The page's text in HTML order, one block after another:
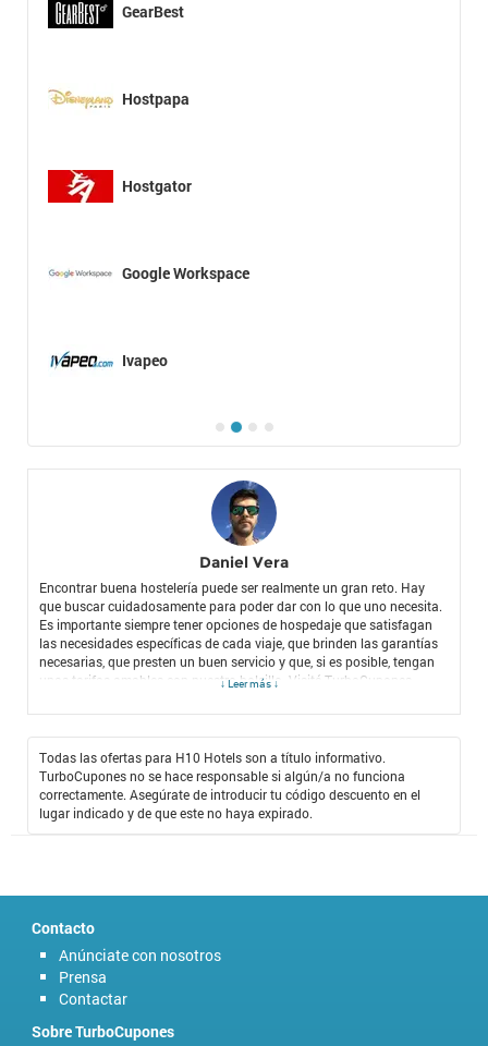
GearBest
Hostpapa
Hostgator
Google Workspace
Ivapeo
Daniel Vera
Encontrar buena hostelería puede ser realmente un gran reto. Hay
que buscar cuidadosamente para poder dar con lo que uno necesita.
Es importante siempre tener opciones de hospedaje que satisfagan
las necesidades específicas de cada viaje, que brinden las garantías
necesarias, que presten un buen servicio y que, si es posible, tengan
unas tarifas amables con nuestro bolsillo. Visité TurboCupones,
muchas ocasiones en este fantástico portal que no sólo ofrece los
mejores cupones de descuento, sino que siempre nos da nuevas
alternativas. Gracias a TurboCupones encontré H10 Hotels, una
fantástica cadena de hostelería que ofrece todas las opciones que
necesitamos, sin necesidad de quemarnos las pestañas en la
búsqueda. Aprovechando el Código Descuento H10 Hotels
↓ Leer más ↓
Todas las ofertas para H10 Hotels son a título informativo.
TurboCupones no se hace responsable si algún/a no funciona
correctamente. Asegúrate de introducir tu código descuento en el
lugar indicado y de que este no haya expirado.
Contacto
Anúnciate con nosotros
Prensa
Contactar
Sobre TurboCupones